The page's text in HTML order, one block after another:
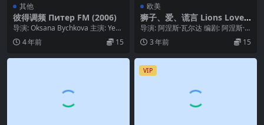
其他
彼得调频 Питер FM (2006)
导演: Oksana Bychkova 主演: Yeka
terina Fedul...
4 年前 15
欧美
狮子、爱、谎言 Lions Love
(1969)
导演: 阿涅斯·瓦尔达 编剧: 阿涅斯·
瓦尔达 主演: 彼得·博格丹诺维奇 / ...
3 年前 15
VIP